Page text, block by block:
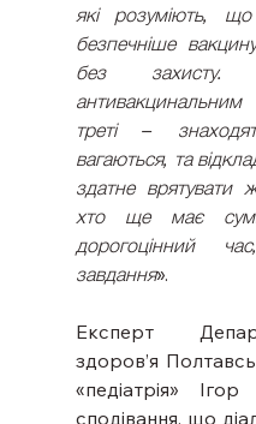
які розуміють, що
безпечніше
без
треті –
вагаються, та
здатне врятувати
хто ще має
дорогоцінний
завдання».
Експерт
здоров’я
«педіатрія»
сподівання, що